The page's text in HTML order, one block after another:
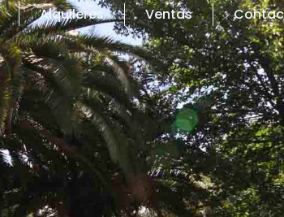
Alquileres Ventas